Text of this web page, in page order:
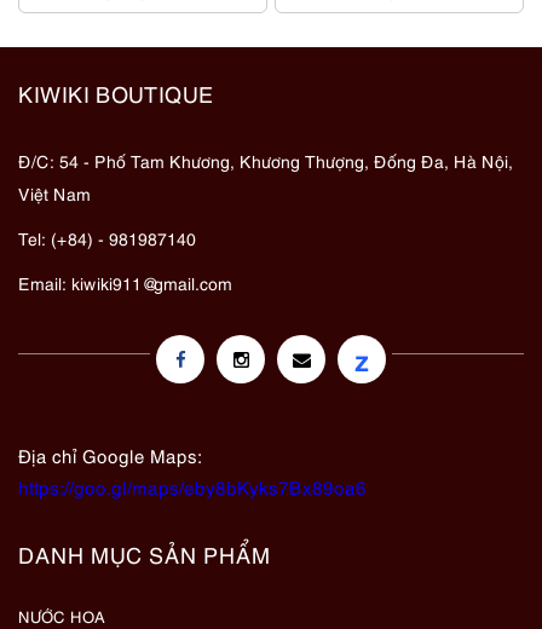
KIWIKI BOUTIQUE
Đ/C: 54 - Phố Tam Khương, Khương Thượng, Đống Đa, Hà Nội,
Việt Nam
Tel: (+84) - 981987140
Email: kiwiki911@gmail.com
z
Địa chỉ Google Maps:
https://goo.gl/maps/eby8bKyks7Bx89oa6
DANH MỤC SẢN PHẨM
NƯỚC HOA